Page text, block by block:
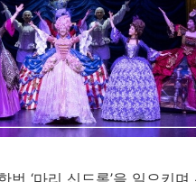
번 ‘마리 신드롬’을 일으키